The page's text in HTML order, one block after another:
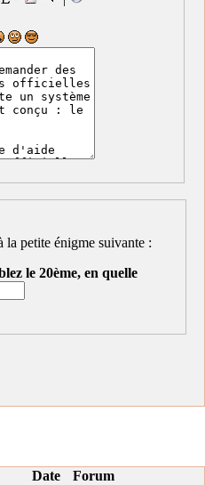
la petite énigme suivante :
le 20ème, en quelle
Date
Forum